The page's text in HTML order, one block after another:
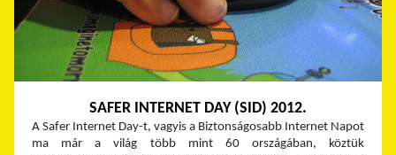
SAFER INTERNET DAY (SID) 2012.
A Safer Internet Day-t, vagyis a Biztonságosabb Internet Napot
ma már a világ több mint 60 országában, köztük